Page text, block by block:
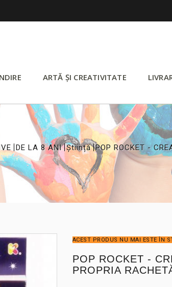
ARTĂ ȘI CREATIVITATE
DE LA 8 ANI
>
Știință
>
POP ROCKET -
ACEST PRODUS NU MAI ESTE ÎN
POP ROCKET -
PROPRIA